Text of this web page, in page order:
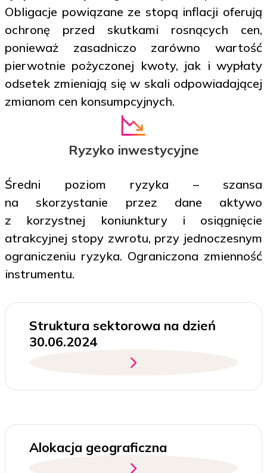
Obligacje powiązane ze stopą inflacji oferują
ochronę przed skutkami rosnących cen,
ponieważ zasadniczo zarówno wartość
pierwotnie pożyczonej kwoty, jak i wypłaty
odsetek zmieniają się w skali odpowiadającej
zmianom cen konsumpcyjnych.
Ryzyko inwestycyjne
Średni poziom ryzyka – szansa
na skorzystanie przez dane aktywo
z korzystnej koniunktury i osiągnięcie
atrakcyjnej stopy zwrotu, przy jednoczesnym
ograniczeniu ryzyka. Ograniczona zmienność
instrumentu.
Struktura sektorowa na dzień
30.06.2024
Alokacja geograficzna